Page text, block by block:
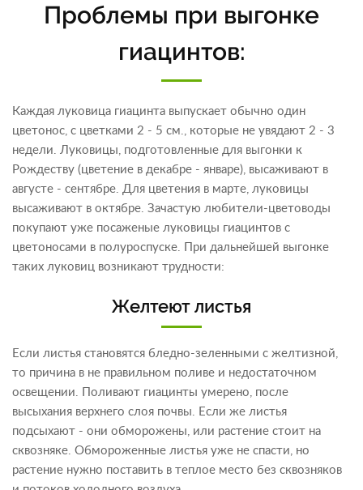
Проблемы при выгонке
гиацинтов:
Каждая луковица гиацинта выпускает обычно один
цветонос, с цветками 2 - 5 см., которые не увядают 2 - 3
недели. Луковицы, подготовленные для выгонки к
Рождеству (цветение в декабре - январе), высаживают в
августе - сентябре. Для цветения в марте, луковицы
высаживают в октябре. Зачастую любители-цветоводы
покупают уже посаженые луковицы гиацинтов с
цветоносами в полуроспуске. При дальнейшей выгонке
таких луковиц возникают трудности:
Желтеют листья
Если листья становятся бледно-зеленными с желтизной,
то причина в не правильном поливе и недостаточном
освещении. Поливают гиацинты умерено, после
высыхания верхнего слоя почвы. Если же листья
подсыхают - они обморожены, или растение стоит на
сквозняке. Обмороженные листья уже не спасти, но
растение нужно поставить в теплое место без сквозняков